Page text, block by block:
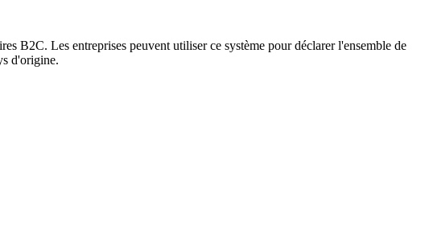
B2C. Les entreprises peuvent utiliser ce système pour déclarer l'ensemble de
d'origine.